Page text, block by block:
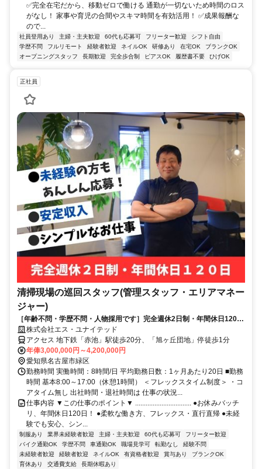
✅完全在宅だから、移動ゼロで働ける 通勤が一切ないため時間のロス
がなし！ 家事や育児の合間やスキマ時間を有効活用！ ✅成果報酬な
ので...
社員登用あり 主婦・主夫歓迎 60代も応募可 フリーター歓迎
シフト自由
学歴不問
フルリモート 経験者歓迎 ネイルOK 研修あり 在宅OK
ブランクOK
オープニングスタッフ
長期歓迎 完全歩合制 ピアスOK 履歴書不要 ひげOK
正社員
清掃現場の巡回スタッフ(管理スタッフ・エリアマネー
ジャー)
［年齢不問・学歴不問・人物採用です］完全週休2日制・年間休日120
日・フレックスタイム制導入の働きやすさに自信あり！
株式会社エス・ユナイテッド
アクセス 地下鉄「赤池」駅徒歩20分、「旭ヶ丘団地」停徒歩1分
年俸3,000,000円～4,200,000円
愛知県名古屋市緑区
勤務時間 実働時間：8時間/日 平均勤務日数：1ヶ月あたり20日 ■勤務
時間 基本8:00～17:00（休憩1時間） ＜フレックスタイム制度＞ ・コ
アタイム無し 出社時間・退社時間は 仕事の状況...
仕事内容 ▼この仕事のポイント▼ ................................ ●お休みバッチ
リ、年間休日120日！ ●柔軟な働き方、フレックス・直行直帰 ●未経
験でも安心、シン...
制服あり 業界未経験者歓迎 主婦・主夫歓迎 60代も応募可
フリーター歓迎
バイク通勤OK
学歴不問 車通勤OK 職場見学可 転勤なし
経験不問
未経験者歓迎
経験者歓迎 ネイルOK 有資格者歓迎 賞与あり
ブランクOK
育休あり
交通費支給 長期休暇あり